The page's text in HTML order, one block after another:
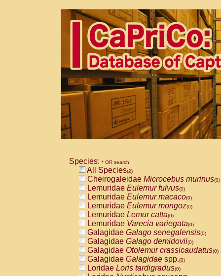
Species: * OR search
All Species(2)
Cheirogaleidae Microcebus murinus(0)
Lemuridae Eulemur fulvus(0)
Lemuridae Eulemur macaco(0)
Lemuridae Eulemur mongoz(0)
Lemuridae Lemur catta(0)
Lemuridae Varecia variegata(0)
Galagidae Galago senegalensis(0)
Galagidae Galago demidovii(0)
Galagidae Otolemur crassicaudatus(0)
Galagidae Galagidae spp.(0)
Loridae Loris tardigradus(0)